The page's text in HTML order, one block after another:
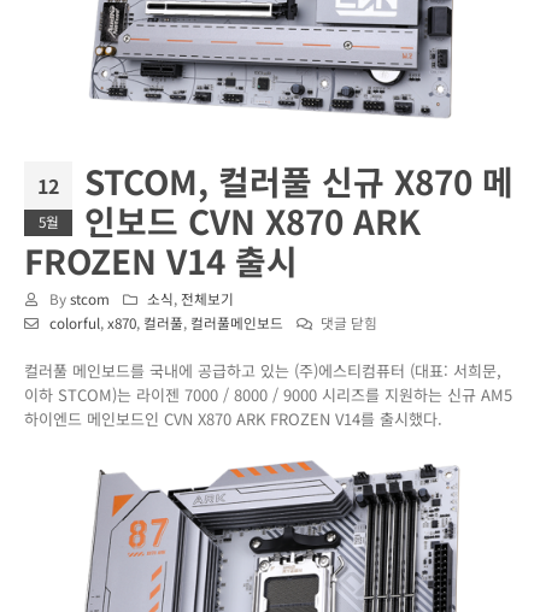
12
5월
STCOM, 컬러풀 신규 X870 메
인보드 CVN X870 ARK
FROZEN V14 출시
Bystcom 소식, 전체보기
colorful,x870, 컬러풀, 컬러풀메인보드
STCOM,
러
풀
신
X870
메
인
보
드
CVN
댓글 닫힘
컬러풀 메인보드를 국내에 공급하고 있는 (주)에스티컴퓨터 (대표: 서희문,
이하 STCOM)는 라이젠 7000 / 8000 / 9000 시리즈를 지원하는 신규 AM5
하이엔드 메인보드인 CVN X870 ARK FROZEN V14를 출시했다.